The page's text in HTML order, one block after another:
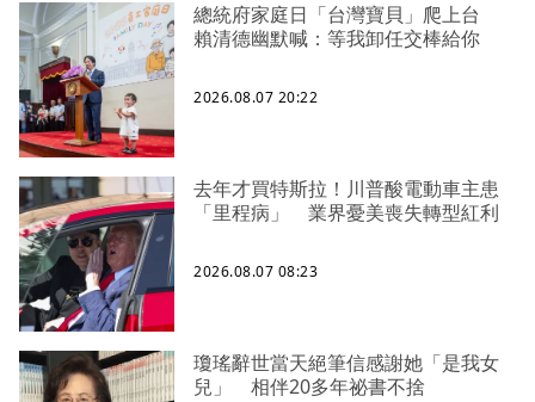
總統府家庭日「台灣寶貝」爬上台
賴清德幽默喊：等我卸任交棒給你
2026.08.07 20:22
去年才買特斯拉！川普酸電動車主患
「里程病」 業界憂美喪失轉型紅利
2026.08.07 08:23
瓊瑤辭世當天絕筆信感謝她「是我女
兒」 相伴20多年祕書不捨